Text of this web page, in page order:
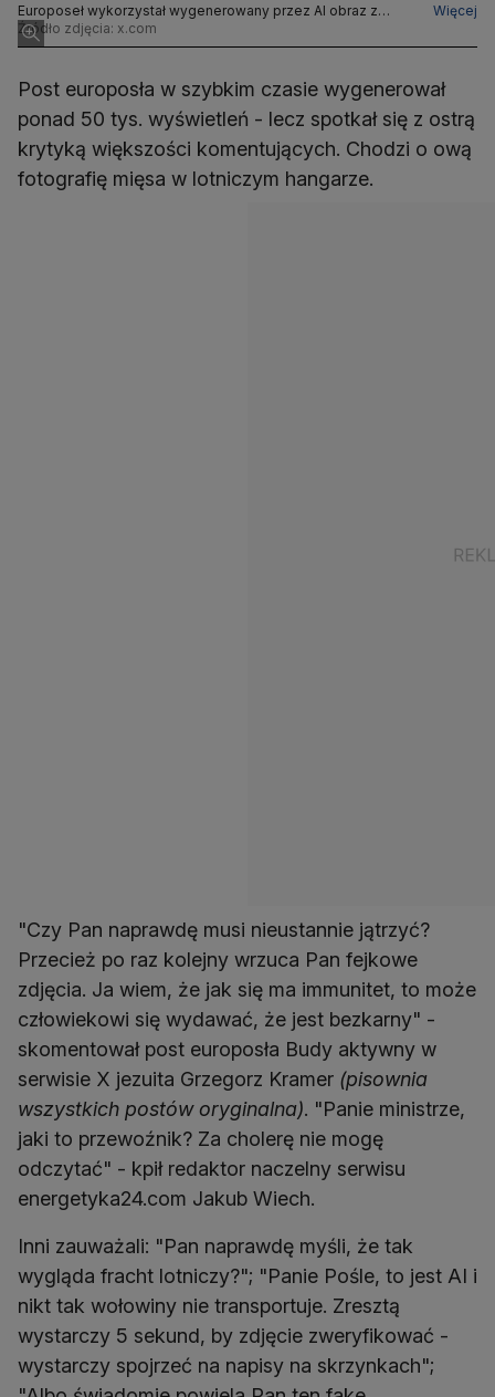
Europoseł wykorzystał wygenerowany przez AI obraz z
tekstu serwisu jako ilustrację do swojego posta, nie
wyjaśniając tego odbiorcom
Więcej
Źródło zdjęcia: x.com
Post europosła w szybkim czasie wygenerował
ponad 50 tys. wyświetleń - lecz spotkał się z ostrą
krytyką większości komentujących. Chodzi o ową
fotografię mięsa w lotniczym hangarze.
"Czy Pan naprawdę musi nieustannie jątrzyć?
Przecież po raz kolejny wrzuca Pan fejkowe
zdjęcia. Ja wiem, że jak się ma immunitet, to może
człowiekowi się wydawać, że jest bezkarny" -
skomentował post europosła Budy aktywny w
serwisie X jezuita Grzegorz Kramer (pisownia
wszystkich postów oryginalna). "Panie ministrze,
jaki to przewoźnik? Za cholerę nie mogę
odczytać" - kpił redaktor naczelny serwisu
energetyka24.com Jakub Wiech.
Inni zauważali: "Pan naprawdę myśli, że tak
wygląda fracht lotniczy?"; "Panie Pośle, to jest AI i
nikt tak wołowiny nie transportuje. Zresztą
wystarczy 5 sekund, by zdjęcie zweryfikować -
wystarczy spojrzeć na napisy na skrzynkach";